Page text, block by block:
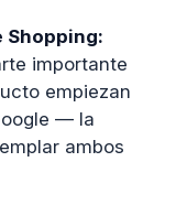
Shopping:
importante
empiezan
— la
ambos